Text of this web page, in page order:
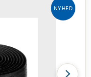
NYHED